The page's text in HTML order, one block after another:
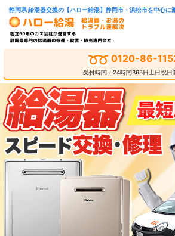
静岡県 給湯器交換の【ハロー給湯】静岡市・浜松市を中心に
0120-86-
受付時間：24時間365日土日祝日